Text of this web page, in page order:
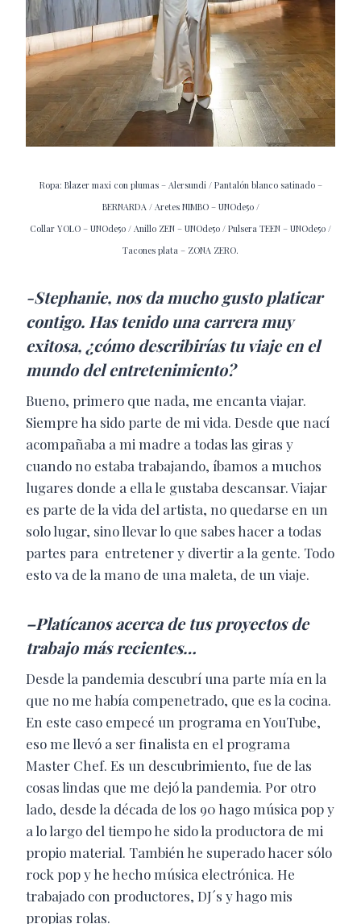
Ropa: Blazer maxi con plumas – Alersundi / Pantalón blanco satinado –
BERNARDA / Aretes NIMBO – UNOde50 /
Collar YOLO – UNOde50 / Anillo ZEN – UNOde50 / Pulsera TEEN – UNOde50 /
Tacones plata – ZONA ZERO.
-Stephanie, nos da mucho gusto platicar
contigo. Has tenido una carrera muy
exitosa, ¿cómo describirías tu viaje en el
mundo del entretenimiento?
Bueno, primero que nada, me encanta viajar.
Siempre ha sido parte de mi vida. Desde que nací
acompañaba a mi madre a todas las giras y
cuando no estaba trabajando, íbamos a muchos
lugares donde a ella le gustaba descansar. Viajar
es parte de la vida del artista, no quedarse en un
solo lugar, sino llevar lo que sabes hacer a todas
partes para entretener y divertir a la gente. Todo
esto va de la mano de una maleta, de un viaje.
–Platícanos acerca de tus proyectos de
trabajo más recientes…
Desde la pandemia descubrí una parte mía en la
que no me había compenetrado, que es la cocina.
En este caso empecé un programa en YouTube,
eso me llevó a ser finalista en el programa
Master Chef. Es un descubrimiento, fue de las
cosas lindas que me dejó la pandemia. Por otro
lado, desde la década de los 90 hago música pop y
a lo largo del tiempo he sido la productora de mi
propio material. También he superado hacer sólo
rock pop y he hecho música electrónica. He
trabajado con productores, DJ´s y hago mis
propias rolas.